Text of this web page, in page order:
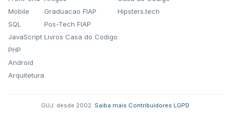
Mobile
SQL
JavaScript
PHP
Android
Arquitetura
Graduacao FIAP
Pos-Tech FIAP
Livros Casa do Codigo
Hipsters.tech
GUJ: desde 2002. Saiba mais Contribuidores LGPD